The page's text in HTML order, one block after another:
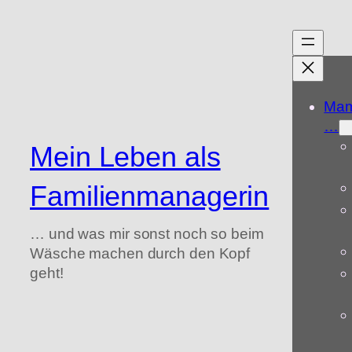
Mein Leben als
Familienmanagerin
… und was mir sonst noch so beim
Wäsche machen durch den Kopf
geht!
…